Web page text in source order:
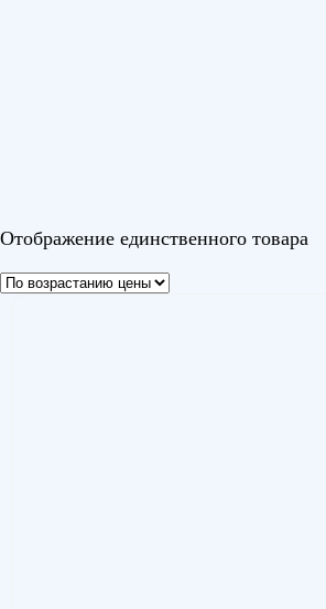
Отображение единственного товара